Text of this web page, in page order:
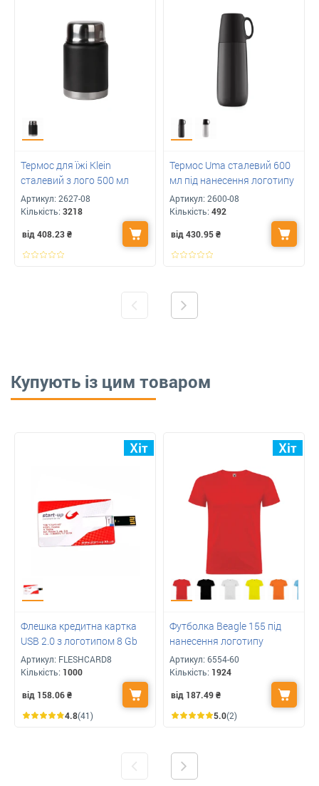
Термос для їжі Klein
сталевий з лого 500 мл
Артикул: 2627-08
Кількість: 3218
від 408.23₴
Термос Uma сталевий 600
мл під нанесення логотипу
Артикул: 2600-08
Кількість: 492
від 430.95₴
Купують із цим товаром
Флешка кредитна картка
USB 2.0 з логотипом 8 Gb
Артикул: FLESHCARD8
Кількість: 1000
від 158.06₴
4.8(41)
Футболка Beagle 155 під
нанесення логотипу
Артикул: 6554-60
Кількість: 1924
від 187.49₴
5.0(2)